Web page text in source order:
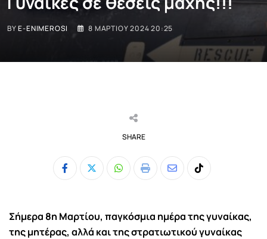
BYE-ENIMEROSI 8 ΜΑΡΤΊΟΥ 2024 20:25
SHARE
Whatsapp
Print
ShareTiktok
Σήμερα 8η Μαρτίου, παγκόσμια ημέρα της γυναίκας,
της μητέρας, αλλά και της στρατιωτικού γυναίκας